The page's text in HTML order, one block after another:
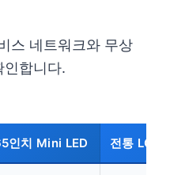
스 네트워크와 무상
인합니다.
인치 Mini LED 전통 LCD